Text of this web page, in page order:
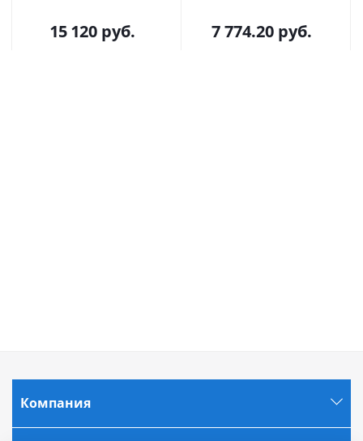
15 120руб. 7 774.20 руб.
Компания